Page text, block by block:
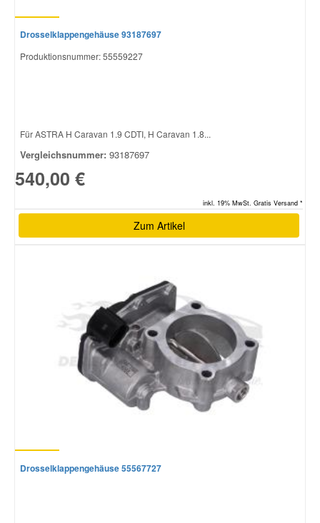
Drosselklappengehäuse 93187697
Produktionsnummer: 55559227
Für ASTRA H Caravan 1.9 CDTI, H Caravan 1.8...
Vergleichsnummer: 93187697
540,00 €
inkl. 19% MwSt. Gratis Versand *
Zum Artikel
Drosselklappengehäuse 55567727